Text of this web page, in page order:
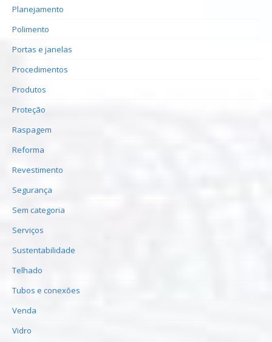
Planejamento
Polimento
Portas e janelas
Procedimentos
Produtos
Proteção
Raspagem
Reforma
Revestimento
Segurança
Sem categoria
Serviços
Sustentabilidade
Telhado
Tubos e conexões
Venda
Vidro